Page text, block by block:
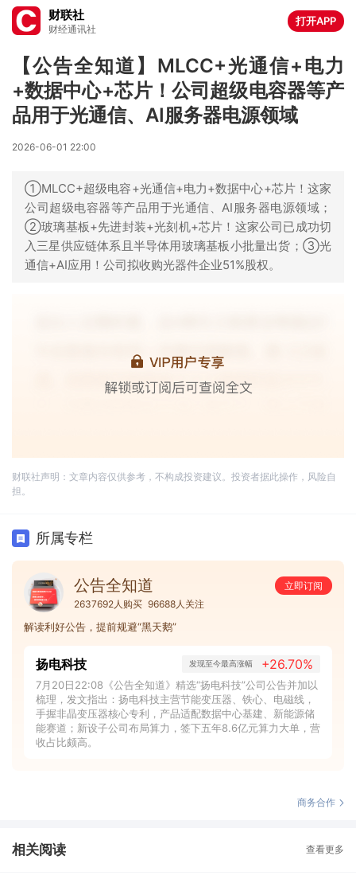
财联社
财经通讯社
打开APP
【公告全知道】MLCC+光通信+电力
+数据中心+芯片！公司超级电容器等产
品用于光通信、AI服务器电源领域
2026-06-01 22:00
①MLCC+超级电容+光通信+电力+数据中心+芯片！这家
公司超级电容器等产品用于光通信、AI服务器电源领域；
②玻璃基板+先进封装+光刻机+芯片！这家公司已成功切
入三星供应链体系且半导体用玻璃基板小批量出货；③光
通信+AI应用！公司拟收购光器件企业51%股权。
财联社声明：文章内容仅供参考，不构成投资建议。投资者据此操作，风险自
担。
所属专栏
公告全知道
立即订阅
2637692人购买 96688人关注
解读利好公告，提前规避“黑天鹅”
扬电科技 发现至今最高涨幅 +26.70%
7月20日22:08《公告全知道》精选“扬电科技”公司公告并加以
梳理，发文指出：扬电科技主营节能变压器、铁心、电磁线，
手握非晶变压器核心专利，产品适配数据中心基建、新能源储
能赛道；新设子公司布局算力，签下五年8.6亿元算力大单，营
收占比颇高。
商务合作
相关阅读 查看更多